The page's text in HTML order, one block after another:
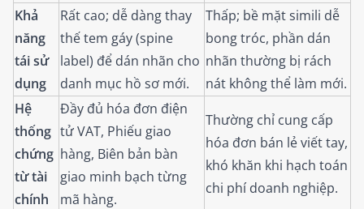
Khả
năng
tái sử
dụng
Rất cao; dễ dàng thay
thế tem gáy (spine
label) để dán nhãn cho
danh mục hồ sơ mới.
Thấp; bề mặt simili dễ
bong tróc, phần dán
nhãn thường bị rách
nát không thể làm mới.
Hệ
thống
chứng
từ tài
chính
Đầy đủ hóa đơn điện
tử VAT, Phiếu giao
hàng, Biên bản bàn
giao minh bạch từng
mã hàng.
Thường chỉ cung cấp
hóa đơn bán lẻ viết tay,
khó khăn khi hạch toán
chi phí doanh nghiệp.